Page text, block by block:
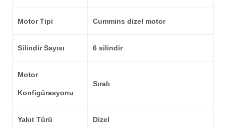
Motor Tipi Cummins dizel motor
Silindir Sayısı 6 silindir
Motor
Konfigürasyonu
Sıralı
Yakıt Türü Dizel